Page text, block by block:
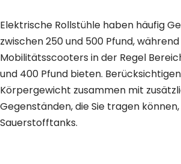
Elektrische Rollstühle haben häufig
zwischen 250 und 500 Pfund, während
Mobilitätsscooters in der Regel
und 400 Pfund bieten.
Körpergewicht zusammen mit
Gegenständen, die Sie tragen
Sauerstofftanks.